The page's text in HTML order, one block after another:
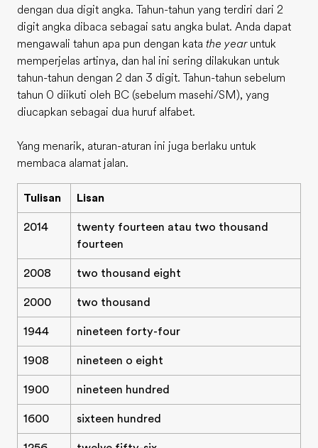
dengan dua digit angka. Tahun-tahun yang terdiri dari 2
digit angka dibaca sebagai satu angka bulat. Anda dapat
mengawali tahun apa pun dengan kata the yearuntuk
memperjelas artinya, dan hal ini sering dilakukan untuk
tahun-tahun dengan 2 dan 3 digit. Tahun-tahun sebelum
tahun 0 diikuti oleh BC (sebelum masehi/SM), yang
diucapkan sebagai dua huruf alfabet.
Yang menarik, aturan-aturan ini juga berlaku untuk
membaca alamat jalan.
Tulisan Lisan
2014
twenty fourteen atau two thousand
fourteen
2008 two thousand eight
2000 two thousand
1944 nineteen forty-four
1908 nineteen o eight
1900 nineteen hundred
1600 sixteen hundred